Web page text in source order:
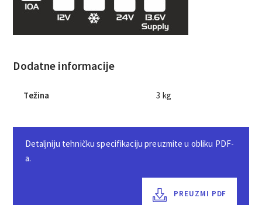
Dodatne informacije
Težina 3 kg
Detaljniju tehničku specifikaciju preuzmite u obliku PDF-
a.
PREUZMI PDF